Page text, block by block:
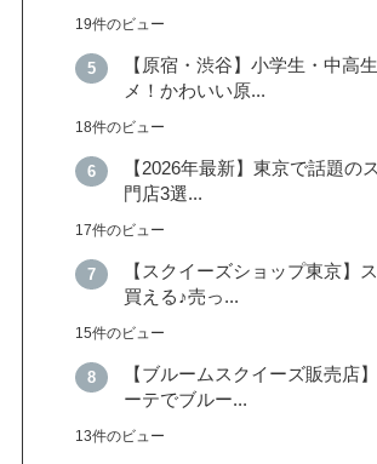
19件のビュー
【原宿・渋谷】小学生・中高
メ！かわいい原...
18件のビュー
【2026年最新】東京で話題の
門店3選...
17件のビュー
【スクイーズショップ東京】
買える♪売っ...
15件のビュー
【ブルームスクイーズ販売店
ーテでブルー...
13件のビュー